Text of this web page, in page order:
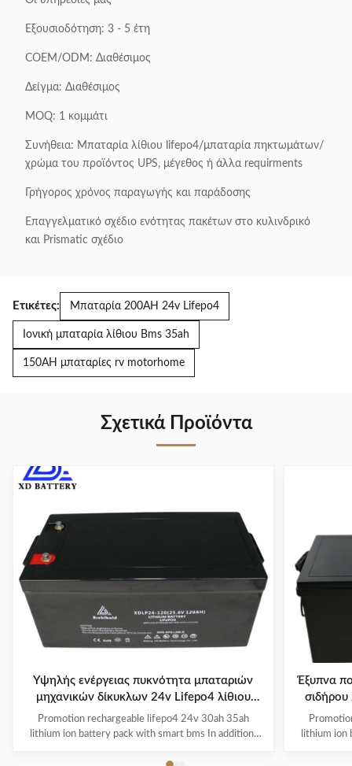
Εξουσιοδότηση: 3 - 5 έτη
COEM/ODM: Διαθέσιμος
Δείγμα: Διαθέσιμος
MOQ: 1 κομμάτι
Συνήθεια: Μπαταρία λίθιου lifepo4/μπαταρία πηκτωμάτων/
χρώμα του προϊόντος UPS, μέγεθος ή άλλα requirments
Γρήγορος χρόνος παραγωγής και παράδοσης
Επαγγελματικό σχέδιο ενότητας πακέτων στο κυλινδρικό
και Prismatic σχέδιο
Ετικέτες: Μπαταρία 200AH 24v Lifepo4
Ιονική μπαταρία λίθιου Bms 35ah
150AH μπαταρίες rv motorhome
Σχετικά Προϊόντα
Υψηλής ενέργειας πυκνότητα μπαταριών
μηχανικών δίκυκλων 24v Lifepo4 λίθιου
ηλεκτρική
Promotion rechargeable lifepo4 24v 30ah 35ah
lithium ion battery pack with smart bms In addition,
Έξυπνα
σιδήρου
lithium ion